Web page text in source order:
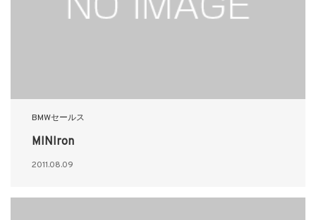
BMWセールス
MINIron
2011.08.09